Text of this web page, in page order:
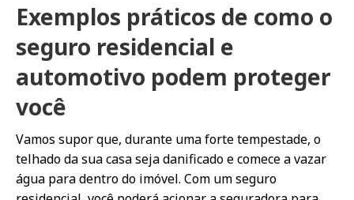
Exemplos práticos de como o
seguro residencial e
automotivo podem proteger
você
Vamos supor que, durante uma forte tempestade, o
telhado da sua casa seja danificado e comece a vazar
água para dentro do imóvel. Com um seguro